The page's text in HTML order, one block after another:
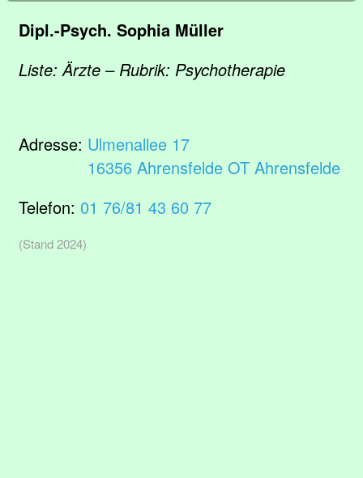
Dipl.-Psych. Sophia Müller
Liste: Ärzte – Rubrik: Psychotherapie
Adresse: Ulmenallee 17
16356 Ahrensfelde OT Ahrensfelde
Telefon: 01 76/81 43 60 77
(Stand 2024)